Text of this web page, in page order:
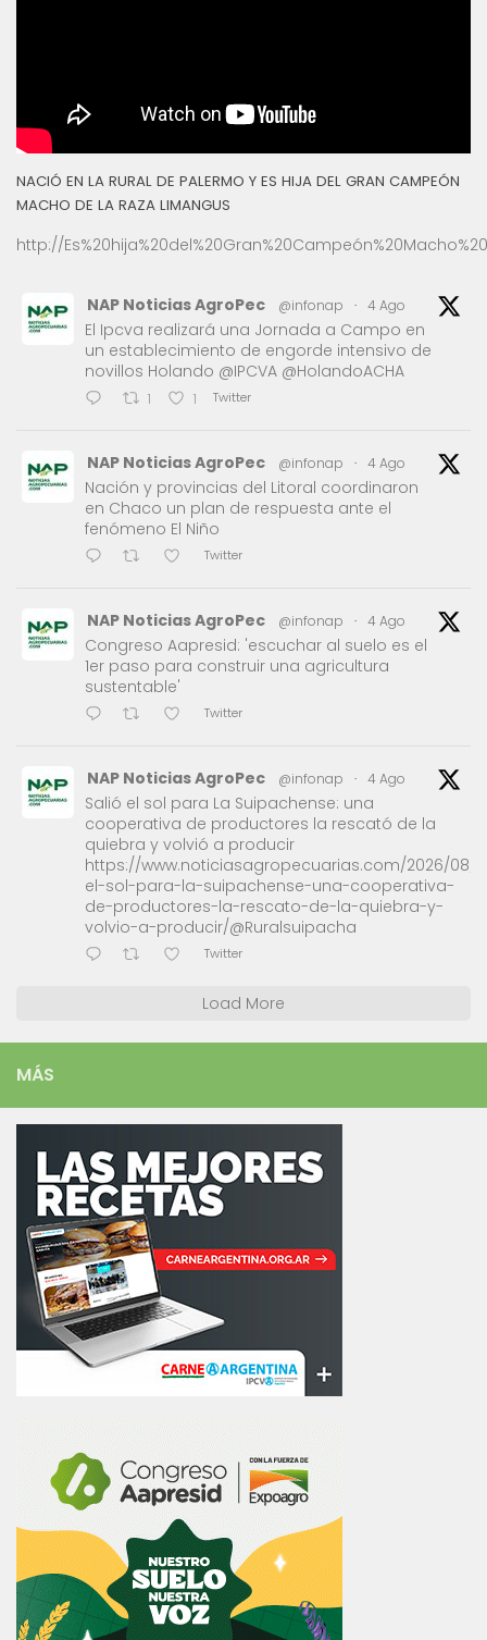
NACIÓ EN LA RURAL DE PALERMO Y ES HIJA DEL GRAN CAMPEÓN
MACHO DE LA RAZA LIMANGUS
http://
NAP Noticias AgroPec @infonap · 4 Ago
El Ipcva realizará una Jornada a Campo en
un establecimiento de engorde intensivo de
novillos Holando @IPCVA @HolandoACHA
1 1 Twitter
NAP Noticias AgroPec @infonap · 4 Ago
Nación y provincias del Litoral coordinaron
en Chaco un plan de respuesta ante el
fenómeno El Niño
Twitter
NAP Noticias AgroPec @infonap · 4 Ago
Congreso Aapresid: 'escuchar al suelo es el
1er paso para construir una agricultura
sustentable'
Twitter
NAP Noticias AgroPec @infonap · 4 Ago
Salió el sol para La Suipachense: una
cooperativa de productores la rescató de la
quiebra y volvió a producir
https://www.noticiasagropecuarias.com/2026/08/
el-sol-para-la-suipachense-una-cooperativa-
de-productores-la-rescato-de-la-quiebra-y-
volvio-a-producir/@Ruralsuipacha
Twitter
Load More
MÁS